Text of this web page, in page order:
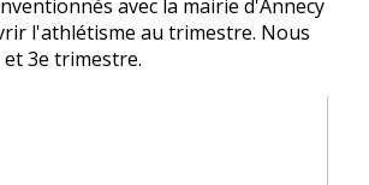
avec la mairie d'Annecy
l'athlétisme au trimestre. Nous
3e trimestre.